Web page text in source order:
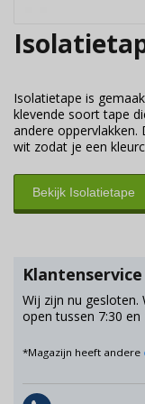
Isolatietape is
klevende soort tape
andere oppervlakken.
wit zodat je een
Bekijk Isolatietape
Klantenservice
Wij zijn nu gesloten.
open tussen 7:30 en
*Magazijn heeft andere